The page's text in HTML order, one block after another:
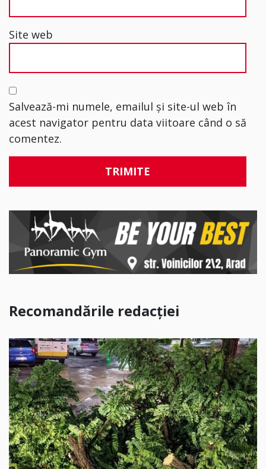
Site web
Salvează-mi numele, emailul și site-ul web în
acest navigator pentru data viitoare când o să
comentez.
Recomandările redacției